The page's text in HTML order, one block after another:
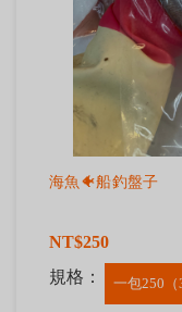
海魚🐠船釣盤子
NT$250
規格：
一包250（